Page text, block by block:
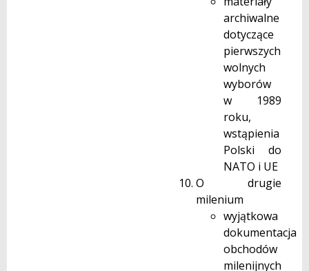
archiwalne
dotyczące
pierwszych
wolnych
wyborów
w 1989
roku,
wstąpienia
Polski do
NATO i UE
O drugie
milenium
wyjątkowa
dokumentacja
obchodów
milenijnych